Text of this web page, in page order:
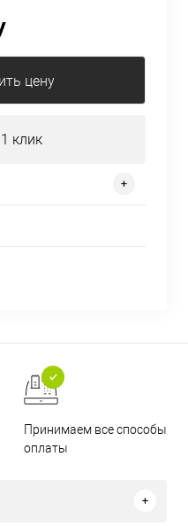
цену
клик
Принимаем все способы
оплаты